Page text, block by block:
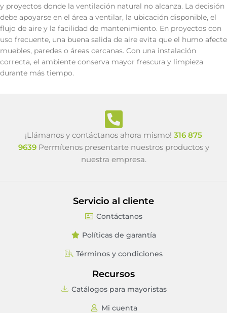
y proyectos donde la ventilación natural no alcanza. La decisión
debe apoyarse en el área a ventilar, la ubicación disponible, el
flujo de aire y la facilidad de mantenimiento. En proyectos con
uso frecuente, una buena salida de aire evita que el humo afecte
muebles, paredes o áreas cercanas. Con una instalación
correcta, el ambiente conserva mayor frescura y limpieza
durante más tiempo.
¡Llámanos y contáctanos ahora mismo! 316 875
9639Permítenos presentarte nuestros productos y
nuestra empresa.
Servicio al cliente
Contáctanos
Políticas de garantía
Términos y condiciones
Recursos
Catálogos para mayoristas
Mi cuenta